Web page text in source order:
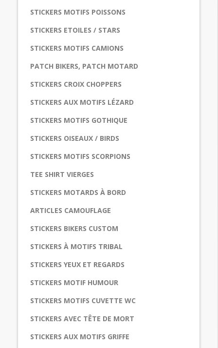
STICKERS MOTIFS POISSONS
STICKERS ETOILES / STARS
STICKERS MOTIFS CAMIONS
PATCH BIKERS, PATCH MOTARD
STICKERS CROIX CHOPPERS
STICKERS AUX MOTIFS LÉZARD
STICKERS MOTIFS GOTHIQUE
STICKERS OISEAUX / BIRDS
STICKERS MOTIFS SCORPIONS
TEE SHIRT VIERGES
STICKERS MOTARDS À BORD
ARTICLES CAMOUFLAGE
STICKERS BIKERS CUSTOM
STICKERS À MOTIFS TRIBAL
STICKERS YEUX ET REGARDS
STICKERS MOTIF HUMOUR
STICKERS MOTIFS CUVETTE WC
STICKERS AVEC TÊTE DE MORT
STICKERS AUX MOTIFS GRIFFE